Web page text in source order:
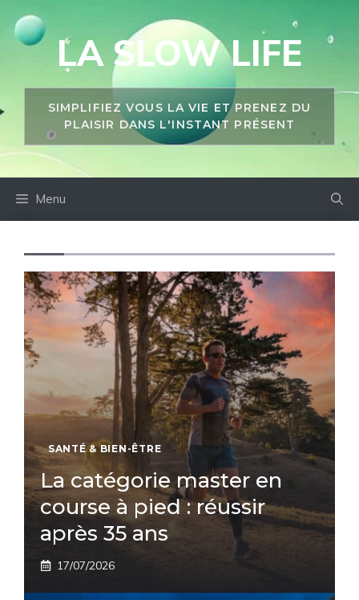
LA SLOW LIFE
SIMPLIFIEZ VOUS LA VIE ET PRENEZ DU
PLAISIR DANS L'INSTANT PRÉSENT
Menu
SANTÉ & BIEN-ÊTRE
La catégorie master en
course à pied : réussir
après 35 ans
17/07/2026